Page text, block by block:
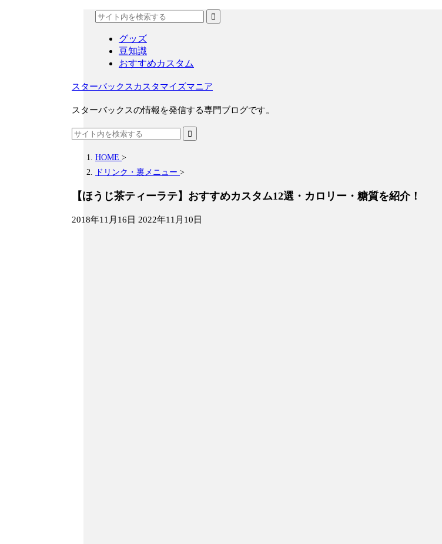
グッズ
豆知識
おすすめカスタム
スターバックスカスタマイズマニア
スターバックスの情報を発信する専門ブログです。
HOME >
ドリンク・裏メニュー >
【ほうじ茶ティーラテ】おすすめカスタム12選・カロリー・糖質を紹介！
2018年11月16日 2022年11月10日